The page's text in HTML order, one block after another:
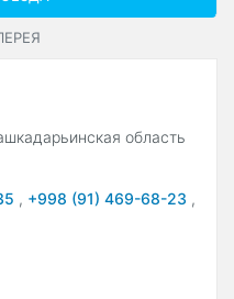
область
, +998 (91) 469-68-23 ,